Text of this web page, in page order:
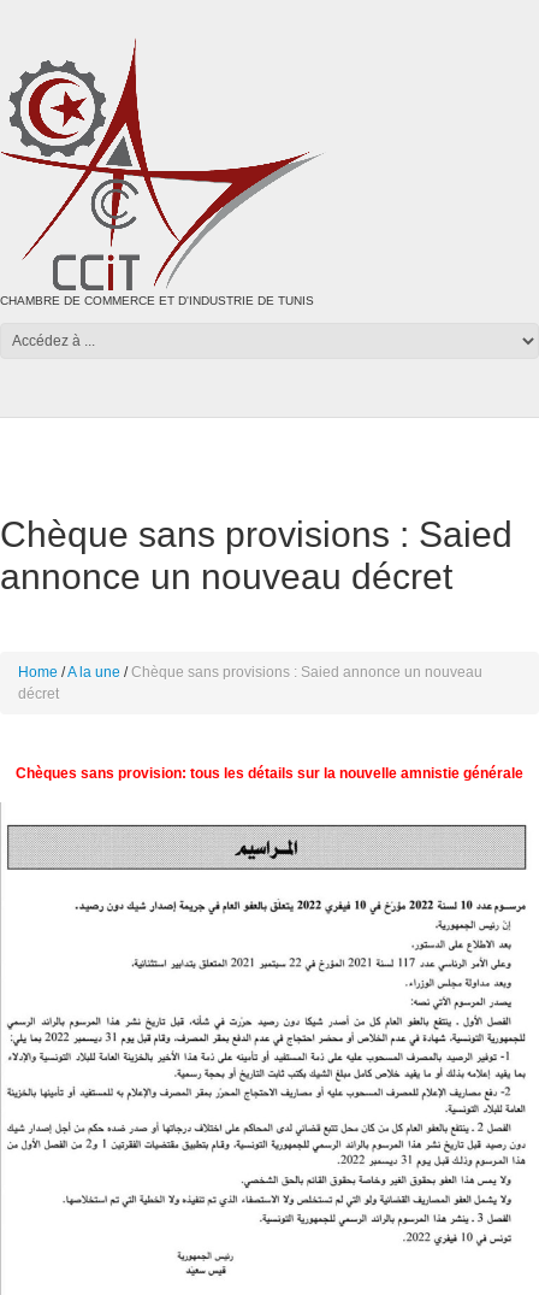
CHAMBRE DE COMMERCE ET D'INDUSTRIE DE TUNIS
Chèque sans provisions : Saied
annonce un nouveau décret
Home A la une
Chèque sans provisions : Saied annonce un nouveau
décret
Chèques sans provision: tous les détails sur la nouvelle amnistie générale